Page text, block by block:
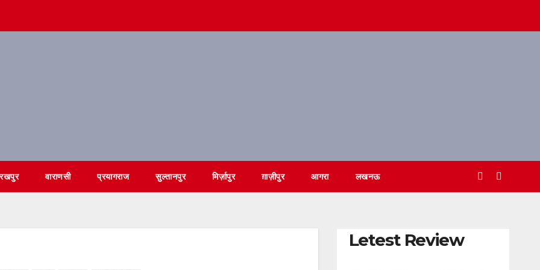
वाराणसी प्रयागराज सुल्तानपुर मिर्ज़ापुर ग़ाज़ीपुर आगरा लखनऊ
Letest Review